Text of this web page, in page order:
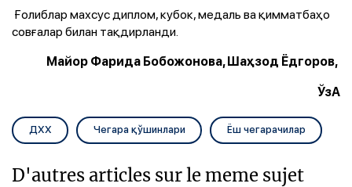
Ғолиблар махсус диплом, кубок, медаль ва қимматбаҳо
совғалар билан тақдирланди.
Майор Фарида Бобожонова, Шаҳзод Ёдгоров,
ЎзА
ДХХ Чегара қўшинлари Ёш чегарачилар
D'autres articles sur le meme sujet